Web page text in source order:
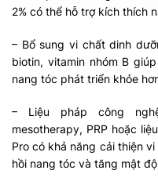
2% có thể hỗ trợ kích thích
– Bổ sung vi chất dinh
biotin, vitamin nhóm B
nang tóc phát triển khỏe
– Liệu pháp công
mesotherapy, PRP hoặc
Pro có khả năng cải thiện
hồi nang tóc và tăng mật